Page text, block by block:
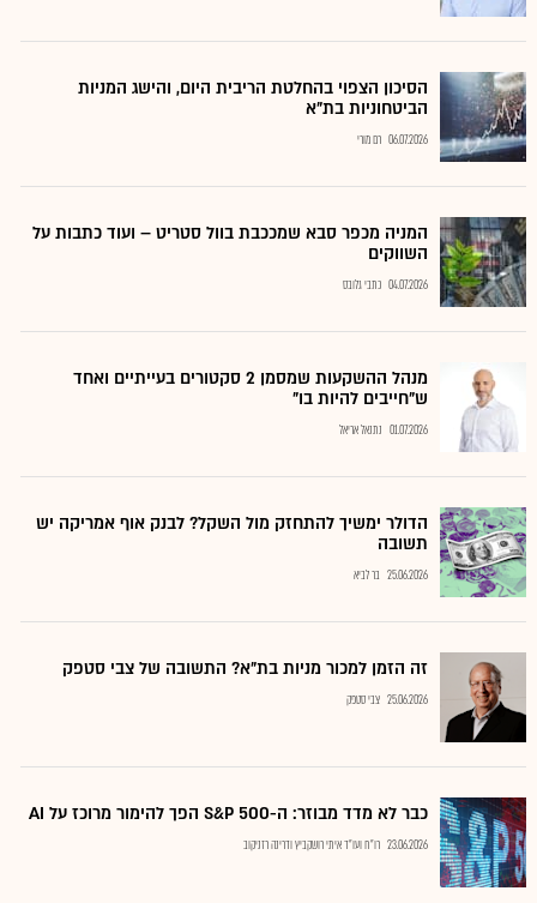
הסיכון הצפוי בהחלטת הריבית היום, והישג המניות
הביטחוניות בת"א
06.07.2026 רם מורי
המניה מכפר סבא שמככבת בוול סטריט – ועוד כתבות על
השווקים
04.07.2026 כתבי גלובס
מנהל ההשקעות שמסמן 2 סקטורים בעייתיים ואחד
ש"חייבים להיות בו"
01.07.2026 נתנאל אריאל
הדולר ימשיך להתחזק מול השקל? לבנק אוף אמריקה יש
תשובה
25.06.2026 בר לביא
זה הזמן למכור מניות בת"א? התשובה של צבי סטפק
25.06.2026 צבי סטפק
כבר לא מדד מבוזר: ה-S&P 500 הפך להימור מרוכז על AI
23.06.2026 רו"ח ועו"ד איתי רושקביץ ודרינה רזניקוב